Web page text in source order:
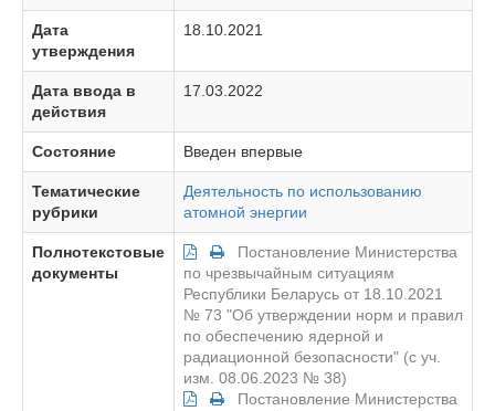
Дата
утверждения
18.10.2021
Дата ввода в
действия
17.03.2022
Состояние Введен впервые
Тематические
рубрики
Деятельность по использованию
атомной энергии
Полнотекстовые
документы
Постановление Министерства
по чрезвычайным ситуациям
Республики Беларусь от 18.10.2021
№ 73 "Об утверждении норм и правил
по обеспечению ядерной и
радиационной безопасности" (с уч.
изм. 08.06.2023 № 38)
Постановление Министерства